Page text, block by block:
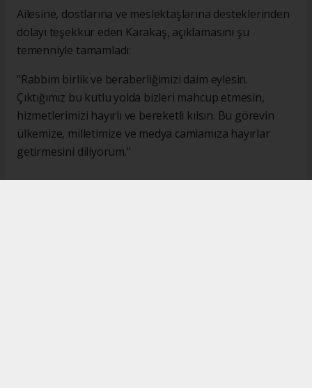
Ailesine, dostlarına ve meslektaşlarına desteklerinden
dolayı teşekkür eden Karakaş, açıklamasını şu
temenniyle tamamladı:
"Rabbim birlik ve beraberliğimizi daim eylesin.
Çıktığımız bu kutlu yolda bizleri mahcup etmesin,
hizmetlerimizi hayırlı ve bereketli kılsın. Bu görevin
ülkemize, milletimize ve medya camiamıza hayırlar
getirmesini diliyorum."